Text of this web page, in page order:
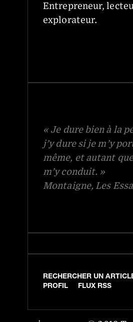
Entrepreneur,
explorateur.
« Je dure bien à la
j’y dure si je m’y
même, et autant
m’y conduit. »
Montaigne, Les
RECHERCHER UN
PROFIL
FLUX RSS